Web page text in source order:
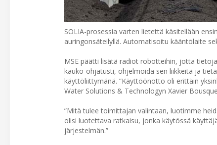
SOLIA-prosessia varten lietettä käsitellään
auringonsäteilyllä. Automatisoitu kääntölaite
MSE päätti lisätä radiot robotteihin, jotta
kauko-ohjatusti, ohjelmoida sen liikkeitä ja
käyttöliittymänä. ”Käyttöönotto oli erittäin
Water Solutions & Technologyn Xavier
”Mitä tulee toimittajan valintaan, luotimme
olisi luotettava ratkaisu, jonka käytössä
järjestelmän.”